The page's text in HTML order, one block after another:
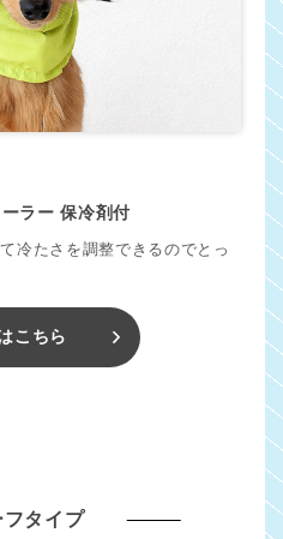
ラー 保冷剤付
冷たさを調整できるのでとっ
こちら
フタイプ